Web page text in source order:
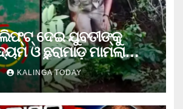
ଦେଇ ଯୁବତୀଙ୍କୁ
ଓ ଛୁରାମାଡ଼ ମାମଲାରେ
ଅଭିଯୁକ୍ତ
KALINGA TODAY